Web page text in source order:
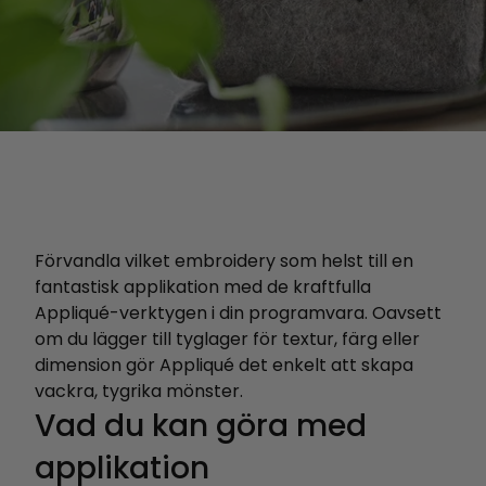
Förvandla vilket embroidery som helst till en
fantastisk applikation med de kraftfulla
Appliqué-verktygen i din programvara. Oavsett
om du lägger till tyglager för textur, färg eller
dimension gör Appliqué det enkelt att skapa
vackra, tygrika mönster.
Vad du kan göra med
applikation